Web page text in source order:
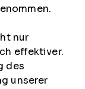
nur
effektiver.
des
unserer